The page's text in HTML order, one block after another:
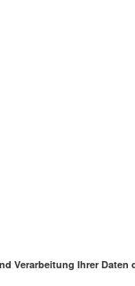
Verarbeitung Ihrer Daten